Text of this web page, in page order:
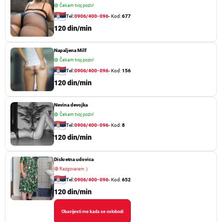
🟢 Čekam tvoj poziv!
Tel:0906/400-096- Kod:677
120 din/min
Napaljena Milf
🟢 Čekam tvoj poziv!
Tel:0906/400-096- Kod:156
120 din/min
Nevina devojka
🟢 Čekam tvoj poziv!
Tel:0906/400-096- Kod:8
120 din/min
Diskretna udovica
🔴Razgovaram :)
Tel:0906/400-096- Kod:652
120 din/min
Obavijesti me kada se oslobodi